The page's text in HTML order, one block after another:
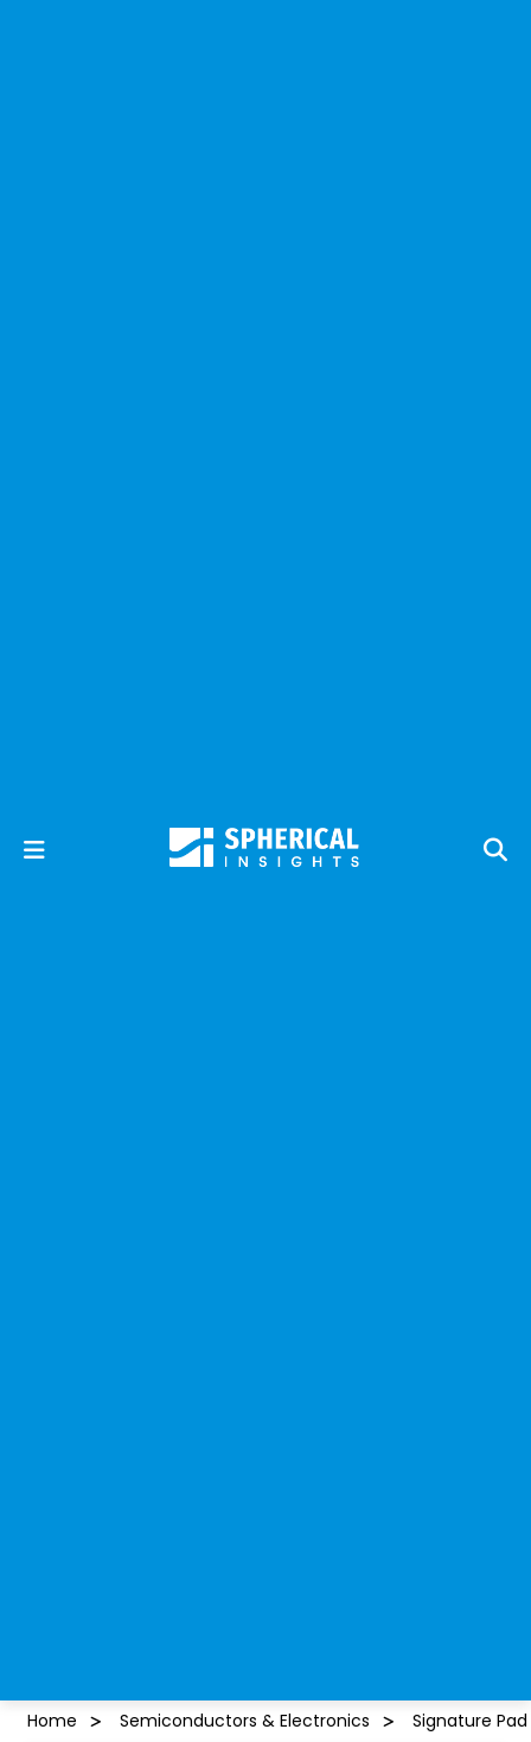
Home Semiconductors & Electronics Signature